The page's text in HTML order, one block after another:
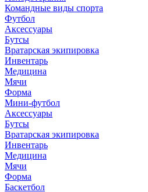
Командные виды спорта
Футбол
Аксессуары
Бутсы
Вратарская экипировка
Инвентарь
Медицина
Мячи
Форма
Мини-футбол
Аксессуары
Бутсы
Вратарская экипировка
Инвентарь
Медицина
Мячи
Форма
Баскетбол